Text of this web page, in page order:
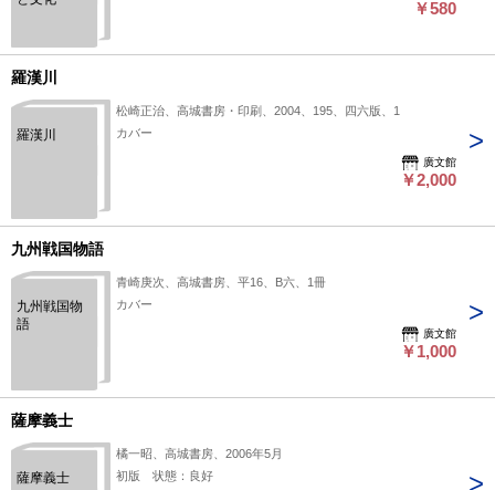
￥580
羅漢川
羅漢川
松崎正治、高城書房・印刷、2004、195、四六版、1
カバー
廣文館
￥2,000
九州戦国物語
九州戦国物
語
青崎庚次、高城書房、平16、B六、1冊
カバー
廣文館
￥1,000
薩摩義士
薩摩義士
橘一昭、高城書房、2006年5月
初版 状態：良好